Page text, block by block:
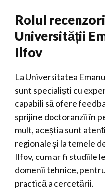
Rolul
Universității
Ilfov
La Universitatea
sunt specialiști cu
capabili să ofere
sprijine doctoranzii în
mult, aceștia sunt
regionale și la temele
Ilfov, cum ar fi studiile
domenii tehnice,
practică a cercetării.